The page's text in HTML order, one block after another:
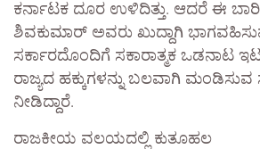
ಕರ್ನಾಟಕ ದೂರ ಉಳಿದಿತ್ತು. ಆದರೆ ಈ
ಶಿವಕುಮಾರ್ ಅವರು ಖುದ್ದಾಗಿ
ಸರ್ಕಾರದೊಂದಿಗೆ ಸಕಾರಾತ್ಮಕ ಒಡನಾಟ
ರಾಜ್ಯದ ಹಕ್ಕುಗಳನ್ನು ಬಲವಾಗಿ ಮಂಡಿಸುವ
ನೀಡಿದ್ದಾರೆ.
​ರಾಜಕೀಯ ವಲಯದಲ್ಲಿ ಕುತೂಹಲ